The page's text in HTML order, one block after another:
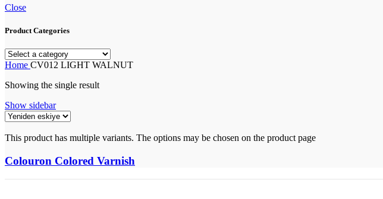
Close
Product Categories
Home CV012 LIGHT WALNUT
Showing the single result
Show sidebar
This product has multiple variants. The options may be chosen on the product page
Colouron Colored Varnish